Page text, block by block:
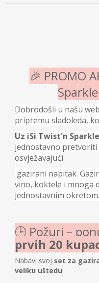
🎉 PROMO
Dobrodošli u našu
pripremu sladoleda,
Uz iSi Twist'n
jednostavno
osvježavajući
gazirani napitak.
vino, koktele i mnoga
jednostavnim okretom.
🕒 Požuri –
prvih 20
Nabavi svoj set za
veliku uštedu!